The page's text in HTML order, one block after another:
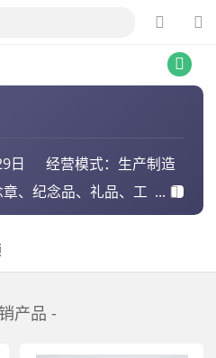
日 经营模式： 生产制造
、纪念品、礼品、工
产品 -